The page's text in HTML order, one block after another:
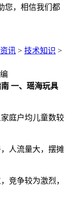
您，相信我们都
讯 > 技术知识 >
一、瑶海玩具
庭户均儿童数较
人流量大，摆摊
竞争较为激烈，